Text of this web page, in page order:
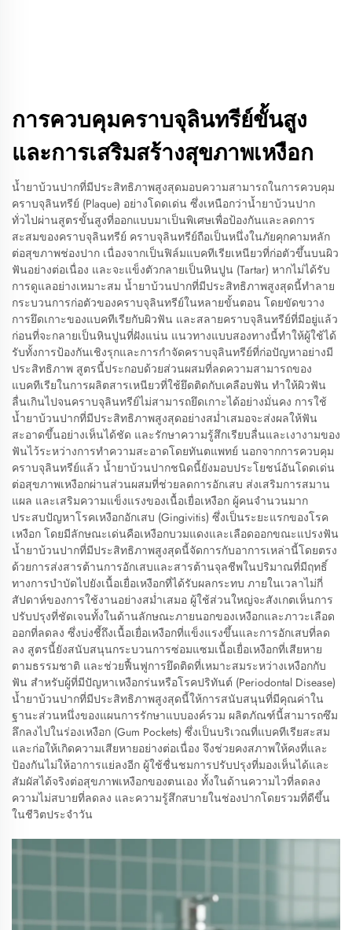
การควบคุมคราบจุลินทรีย์ขั้นสูง
และการเสริมสร้างสุขภาพเหงือก
น้ำยาบ้วนปากที่มีประสิทธิภาพสูงสุดมอบความสามารถในการควบคุม
คราบจุลินทรีย์ (Plaque) อย่างโดดเด่น ซึ่งเหนือกว่าน้ำยาบ้วนปาก
ทั่วไปผ่านสูตรขั้นสูงที่ออกแบบมาเป็นพิเศษเพื่อป้องกันและลดการ
สะสมของคราบจุลินทรีย์ คราบจุลินทรีย์ถือเป็นหนึ่งในภัยคุกคามหลัก
ต่อสุขภาพช่องปาก เนื่องจากเป็นฟิล์มแบคทีเรียเหนียวที่ก่อตัวขึ้นบนผิว
ฟันอย่างต่อเนื่อง และจะแข็งตัวกลายเป็นหินปูน (Tartar) หากไม่ได้รับ
การดูแลอย่างเหมาะสม น้ำยาบ้วนปากที่มีประสิทธิภาพสูงสุดนี้ทำลาย
กระบวนการก่อตัวของคราบจุลินทรีย์ในหลายขั้นตอน โดยขัดขวาง
การยึดเกาะของแบคทีเรียกับผิวฟัน และสลายคราบจุลินทรีย์ที่มีอยู่แล้ว
ก่อนที่จะกลายเป็นหินปูนที่ฝังแน่น แนวทางแบบสองทางนี้ทำให้ผู้ใช้ได้
รับทั้งการป้องกันเชิงรุกและการกำจัดคราบจุลินทรีย์ที่ก่อปัญหาอย่างมี
ประสิทธิภาพ สูตรนี้ประกอบด้วยส่วนผสมที่ลดความสามารถของ
แบคทีเรียในการผลิตสารเหนียวที่ใช้ยึดติดกับเคลือบฟัน ทำให้ผิวฟัน
ลื่นเกินไปจนคราบจุลินทรีย์ไม่สามารถยึดเกาะได้อย่างมั่นคง การใช้
น้ำยาบ้วนปากที่มีประสิทธิภาพสูงสุดอย่างสม่ำเสมอจะส่งผลให้ฟัน
สะอาดขึ้นอย่างเห็นได้ชัด และรักษาความรู้สึกเรียบลื่นและเงางามของ
ฟันไว้ระหว่างการทำความสะอาดโดยทันตแพทย์ นอกจากการควบคุม
คราบจุลินทรีย์แล้ว น้ำยาบ้วนปากชนิดนี้ยังมอบประโยชน์อันโดดเด่น
ต่อสุขภาพเหงือกผ่านส่วนผสมที่ช่วยลดการอักเสบ ส่งเสริมการสมาน
แผล และเสริมความแข็งแรงของเนื้อเยื่อเหงือก ผู้คนจำนวนมาก
ประสบปัญหาโรคเหงือกอักเสบ (Gingivitis) ซึ่งเป็นระยะแรกของโรค
เหงือก โดยมีลักษณะเด่นคือเหงือกบวมแดงและเลือดออกขณะแปรงฟัน
น้ำยาบ้วนปากที่มีประสิทธิภาพสูงสุดนี้จัดการกับอาการเหล่านี้โดยตรง
ด้วยการส่งสารต้านการอักเสบและสารต้านจุลชีพในปริมาณที่มีฤทธิ์
ทางการบำบัดไปยังเนื้อเยื่อเหงือกที่ได้รับผลกระทบ ภายในเวลาไม่กี่
สัปดาห์ของการใช้งานอย่างสม่ำเสมอ ผู้ใช้ส่วนใหญ่จะสังเกตเห็นการ
ปรับปรุงที่ชัดเจนทั้งในด้านลักษณะภายนอกของเหงือกและภาวะเลือด
ออกที่ลดลง ซึ่งบ่งชี้ถึงเนื้อเยื่อเหงือกที่แข็งแรงขึ้นและการอักเสบที่ลด
ลง สูตรนี้ยังสนับสนุนกระบวนการซ่อมแซมเนื้อเยื่อเหงือกที่เสียหาย
ตามธรรมชาติ และช่วยฟื้นฟูการยึดติดที่เหมาะสมระหว่างเหงือกกับ
ฟัน สำหรับผู้ที่มีปัญหาเหงือกร่นหรือโรคปริทันต์ (Periodontal Disease)
น้ำยาบ้วนปากที่มีประสิทธิภาพสูงสุดนี้ให้การสนับสนุนที่มีคุณค่าใน
ฐานะส่วนหนึ่งของแผนการรักษาแบบองค์รวม ผลิตภัณฑ์นี้สามารถซึม
ลึกลงไปในร่องเหงือก (Gum Pockets) ซึ่งเป็นบริเวณที่แบคทีเรียสะสม
และก่อให้เกิดความเสียหายอย่างต่อเนื่อง จึงช่วยคงสภาพให้คงที่และ
ป้องกันไม่ให้อาการแย่ลงอีก ผู้ใช้ชื่นชมการปรับปรุงที่มองเห็นได้และ
สัมผัสได้จริงต่อสุขภาพเหงือกของตนเอง ทั้งในด้านความไวที่ลดลง
ความไม่สบายที่ลดลง และความรู้สึกสบายในช่องปากโดยรวมที่ดีขึ้น
ในชีวิตประจำวัน